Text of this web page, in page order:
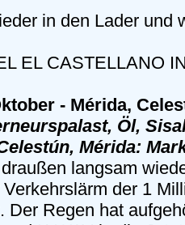
in den Lader und
EL CASTELLANO
- Mérida,
Öl,
Mérida:
langsam
der 1
Der Regen hat